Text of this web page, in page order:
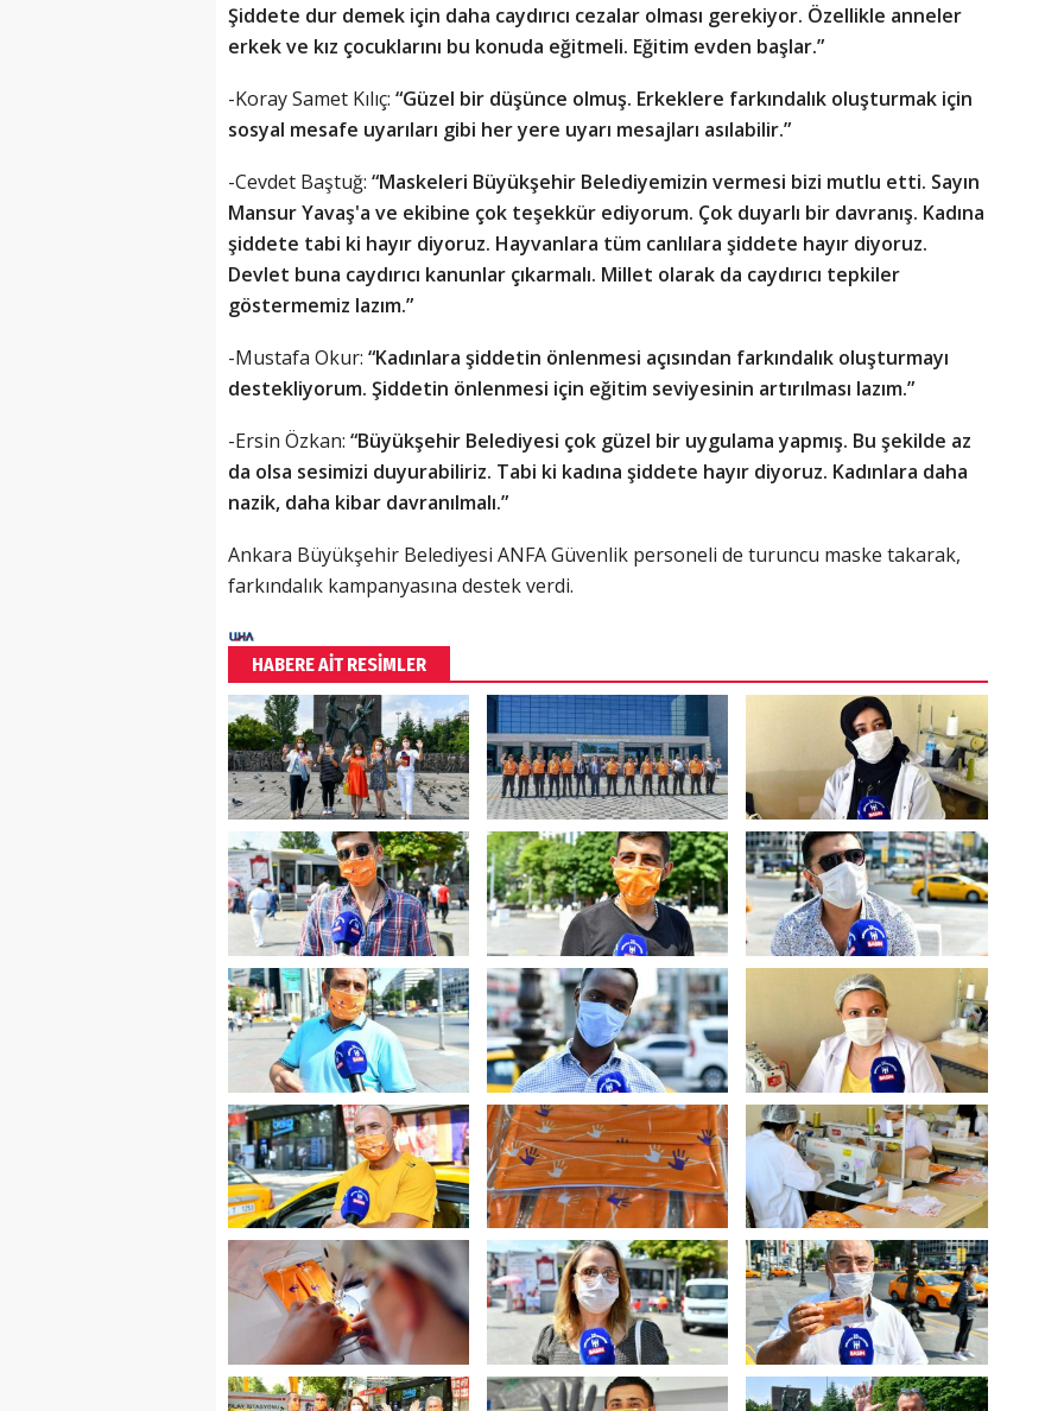
Şiddete dur demek için daha caydırıcı cezalar olması gerekiyor. Özellikle anneler
erkek ve kız çocuklarını bu konuda eğitmeli. Eğitim evden başlar.”
-Koray Samet Kılıç: “Güzel bir düşünce olmuş. Erkeklere farkındalık oluşturmak için
sosyal mesafe uyarıları gibi her yere uyarı mesajları asılabilir.”
-Cevdet Baştuğ: “Maskeleri Büyükşehir Belediyemizin vermesi bizi mutlu etti. Sayın
Mansur Yavaş'a ve ekibine çok teşekkür ediyorum. Çok duyarlı bir davranış. Kadına
şiddete tabi ki hayır diyoruz. Hayvanlara tüm canlılara şiddete hayır diyoruz.
Devlet buna caydırıcı kanunlar çıkarmalı. Millet olarak da caydırıcı tepkiler
göstermemiz lazım.”
-Mustafa Okur: “Kadınlara şiddetin önlenmesi açısından farkındalık oluşturmayı
destekliyorum. Şiddetin önlenmesi için eğitim seviyesinin artırılması lazım.”
-Ersin Özkan: “Büyükşehir Belediyesi çok güzel bir uygulama yapmış. Bu şekilde az
da olsa sesimizi duyurabiliriz. Tabi ki kadına şiddete hayır diyoruz. Kadınlara daha
nazik, daha kibar davranılmalı.”
Ankara Büyükşehir Belediyesi ANFA Güvenlik personeli de turuncu maske takarak,
farkındalık kampanyasına destek verdi.
HABERE AİT RESİMLER